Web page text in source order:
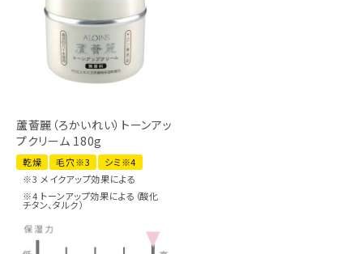
蘆薈麗（ろかいれい）トーンアッ
プクリーム 180g
乾燥 毛穴※3
シミ※4
※3 メイクアップ効果による
※4 トーンアップ効果による（酸化
チタン、タルク）